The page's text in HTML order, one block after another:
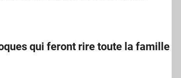
qui feront rire toute la famille